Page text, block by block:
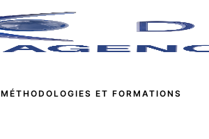
MÉTHODOLOGIES ET FORMATIONS